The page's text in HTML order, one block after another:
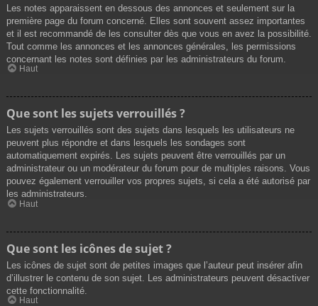
Les notes apparaissent en dessous des annonces et seulement sur la
première page du forum concerné. Elles sont souvent assez importantes
et il est recommandé de les consulter dès que vous en avez la possibilité.
Tout comme les annonces et les annonces générales, les permissions
concernant les notes sont définies par les administrateurs du forum.
Haut
Que sont les sujets verrouillés ?
Les sujets verrouillés sont des sujets dans lesquels les utilisateurs ne
peuvent plus répondre et dans lesquels les sondages sont
automatiquement expirés. Les sujets peuvent être verrouillés par un
administrateur ou un modérateur du forum pour de multiples raisons. Vous
pouvez également verrouiller vos propres sujets, si cela a été autorisé par
les administrateurs.
Haut
Que sont les icônes de sujet ?
Les icônes de sujet sont de petites images que l’auteur peut insérer afin
d’illustrer le contenu de son sujet. Les administrateurs peuvent désactiver
cette fonctionnalité.
Haut